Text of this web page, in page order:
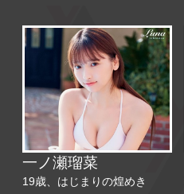
一ノ瀬瑠菜
19歳、はじまりの煌めき